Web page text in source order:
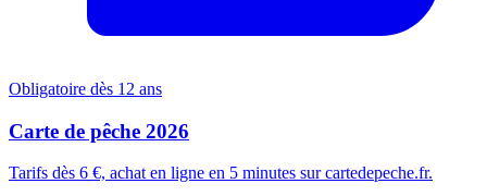
Obligatoire dès 12 ans
Carte de pêche 2026
Tarifs dès 6 €, achat en ligne en 5 minutes sur cartedepeche.fr.